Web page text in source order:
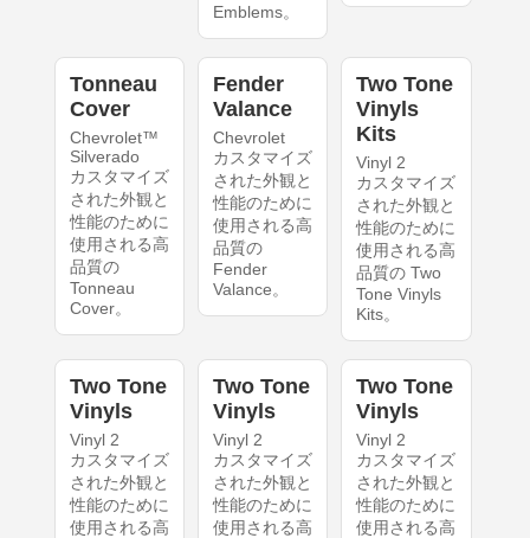
Emblems。
Tonneau
Cover
Chevrolet™
Silverado
カスタマイズ
された外観と
性能のために
使用される高
品質の
Tonneau
Cover。
Fender
Valance
Chevrolet
カスタマイズ
された外観と
性能のために
使用される高
品質の
Fender
Valance。
Two Tone
Vinyls
Kits
Vinyl 2
カスタマイズ
された外観と
性能のために
使用される高
品質の Two
Tone Vinyls
Kits。
Two Tone
Vinyls
Vinyl 2
カスタマイズ
された外観と
性能のために
使用される高
Two Tone
Vinyls
Vinyl 2
カスタマイズ
された外観と
性能のために
使用される高
Two Tone
Vinyls
Vinyl 2
カスタマイズ
された外観と
性能のために
使用される高